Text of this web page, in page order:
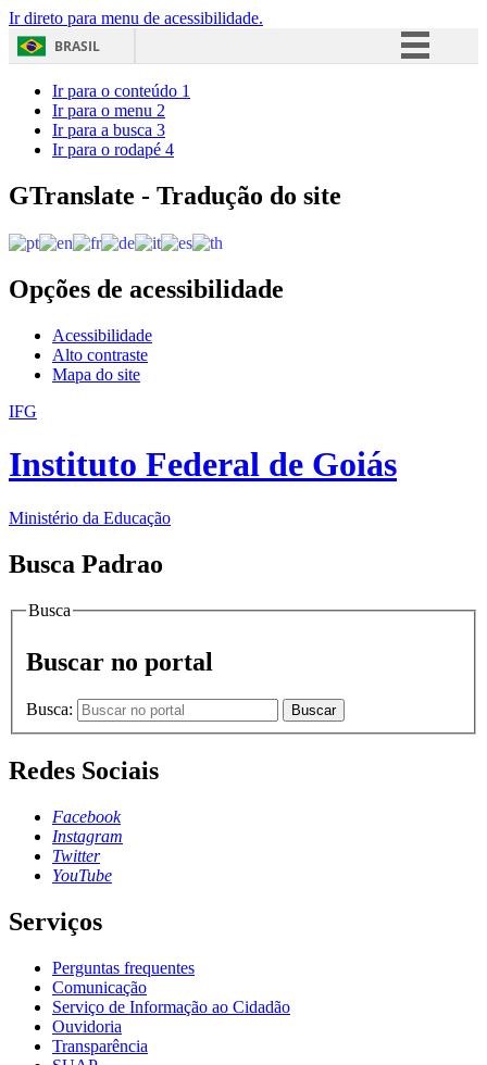
Ir direto para menu de acessibilidade.
BRASIL
Acesso à informação
Ir para o conteúdo 1
Ir para o menu 2
Ir para a busca 3
Ir para o rodapé 4
GTranslate - Tradução do site
Opções de acessibilidade
Acessibilidade
Alto contraste
Mapa do site
IFG
Instituto Federal de Goiás
Ministério da Educação
Busca Padrao
Busca
Buscar no portal
Busca: Buscar
Redes Sociais
Facebook
Instagram
Twitter
YouTube
Serviços
Perguntas frequentes
Comunicação
Serviço de Informação ao Cidadão
Ouvidoria
Transparência